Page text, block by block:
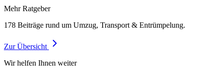
Mehr Ratgeber
178 Beiträge rund um Umzug, Transport & Entrümpelung.
Zur Übersicht
Wir helfen Ihnen weiter